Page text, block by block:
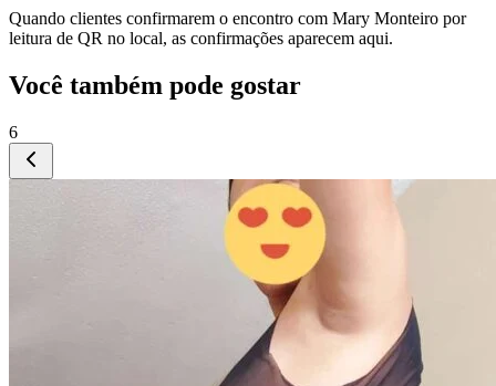
Quando clientes confirmarem o encontro com Mary Monteiro por
leitura de QR no local, as confirmações aparecem aqui.
Você também pode gostar
6